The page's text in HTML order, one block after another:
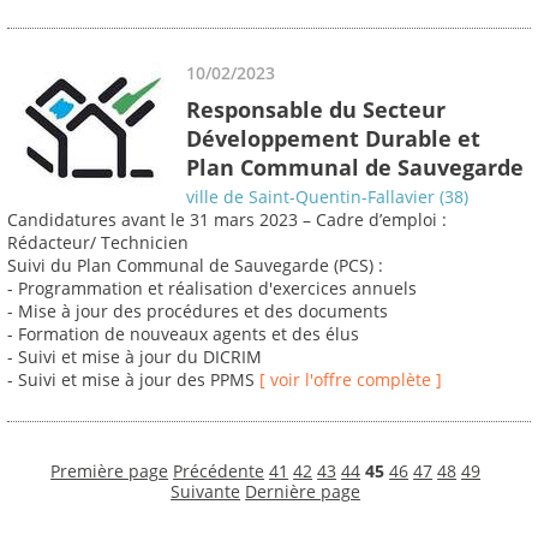
10/02/2023
Responsable du Secteur
Développement Durable et
Plan Communal de Sauvegarde
ville de Saint-Quentin-Fallavier (38)
Candidatures avant le 31 mars 2023 – Cadre d’emploi :
Rédacteur/ Technicien
Suivi du Plan Communal de Sauvegarde (PCS) :
- Programmation et réalisation d'exercices annuels
- Mise à jour des procédures et des documents
- Formation de nouveaux agents et des élus
- Suivi et mise à jour du DICRIM
- Suivi et mise à jour des PPMS [ voir l'offre complète ]
Première page Précédente 41 42 43 44 45 46 47 48 49
Suivante Dernière page